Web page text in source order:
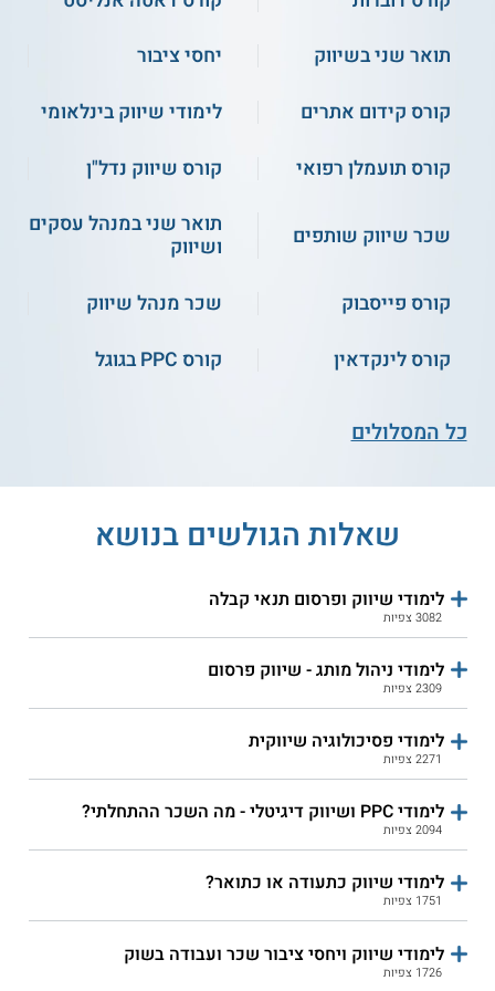
077-2316059
PPC לסוחרי אמזון -
Amazon
התחילו ללמוד
אונו - לימודי מנהל עסקים
בהתמחות שיווק ופרסום
לחרדים
שירות אישי חינם
קורס אונליין
קורס מסרים סמויים
הקריה האקדמית אונו קמפוס
ושיווק
שירות אישי חינם
Instagram לעסקים
התחילו ללמוד
קורס אונליין
תואר שני בשיווק
יחסי ציבור
קורס קידום אתרים
לימודי שיווק בינלאומי
קורס תועמלן רפואי
קורס שיווק נדל"ן
שכר שיווק שותפים
תואר שני במנהל עסקים
ושיווק
קורס פייסבוק
שכר מנהל שיווק
קורס לינקדאין
קורס PPC בגוגל
כל המסלולים
שאלות הגולשים בנושא
לימודי שיווק ופרסום תנאי קבלה
3082 צפיות
לימודי ניהול מותג - שיווק פרסום
2309 צפיות
לימודי פסיכולוגיה שיווקית
2271 צפיות
לימודי PPC ושיווק דיגיטלי - מה השכר ההתחלתי?
2094 צפיות
לימודי שיווק כתעודה או כתואר?
1751 צפיות
לימודי שיווק ויחסי ציבור שכר ועבודה בשוק
1726 צפיות